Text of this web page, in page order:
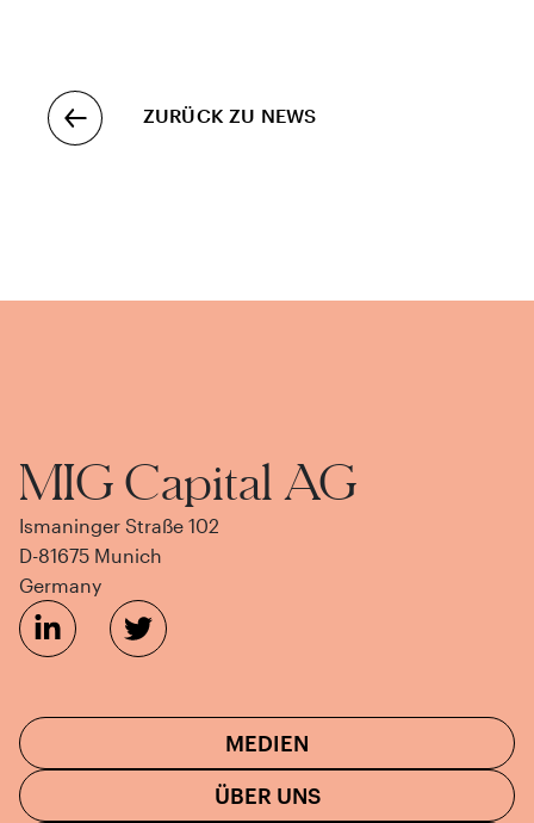
ZURÜCK ZU NEWS
MIG Capital AG
Ismaninger Straße 102
D-81675 Munich
Germany
MEDIEN
ÜBER UNS